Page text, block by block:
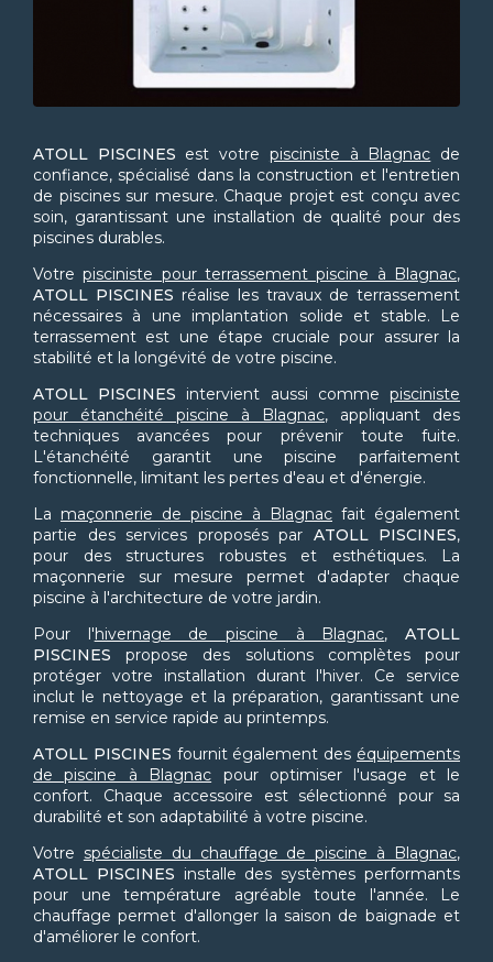
ATOLL PISCINES est votre pisciniste à Blagnac de
confiance, spécialisé dans la construction et l'entretien
de piscines sur mesure. Chaque projet est conçu avec
soin, garantissant une installation de qualité pour des
piscines durables.
Votrepisciniste pour terrassement piscine à Blagnac,
ATOLL PISCINES réalise les travaux de terrassement
nécessaires à une implantation solide et stable. Le
terrassement est une étape cruciale pour assurer la
stabilité et la longévité de votre piscine.
ATOLL PISCINES intervient aussi commepisciniste
pour étanchéité piscine à Blagnac, appliquant des
techniques avancées pour prévenir toute fuite.
L'étanchéité garantit une piscine parfaitement
fonctionnelle, limitant les pertes d'eau et d'énergie.
La maçonnerie de piscine à Blagnac fait également
partie des services proposés par ATOLL PISCINES,
pour des structures robustes et esthétiques. La
maçonnerie sur mesure permet d'adapter chaque
piscine à l'architecture de votre jardin.
Pour l'hivernage de piscine à Blagnac,ATOLL
PISCINES propose des solutions complètes pour
protéger votre installation durant l'hiver. Ce service
inclut le nettoyage et la préparation, garantissant une
remise en service rapide au printemps.
ATOLL PISCINES fournit également des équipements
de piscine à Blagnac pour optimiser l'usage et le
confort. Chaque accessoire est sélectionné pour sa
durabilité et son adaptabilité à votre piscine.
Votre spécialiste du chauffage de piscine à Blagnac,
ATOLL PISCINES installe des systèmes performants
pour une température agréable toute l'année. Le
chauffage permet d'allonger la saison de baignade et
d'améliorer le confort.